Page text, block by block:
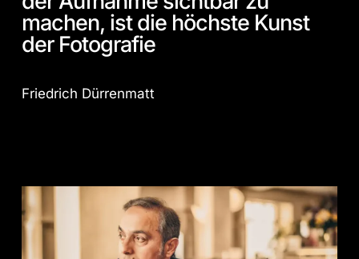
machen, ist die höchste Kunst
der Fotografie
Friedrich Dürrenmatt